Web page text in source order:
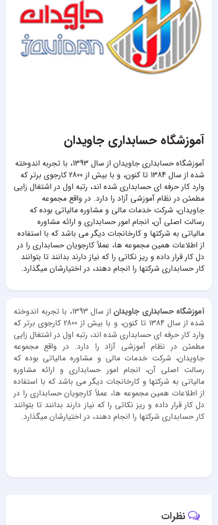
آموزشگاه حسابداری جاویدان
آموزشگاه حسابداری جاویدان از سال 1393، با تجربه اندوخته
شده از سال 1384 تا کنون، و با بیش از 2800 کارجوی برتر که
وارد کار حرفه ای حسابداری شده اند، رتبه اول در اشتغال زایی
مطمئن در نظام آموزشی آزاد را دارد. در واقع مجموعه
جاویدان، شرکت خدمات مالی و مشاوره مالیاتی بوده که
رسالت اصلی آن، انجام امور حسابداری و ارائه مشاوره
مالیاتی به شرکتها و کارخانجات دیگر می باشد که با استفاده
از اطلاعات همین مجموعه ها، عملاً کارجویان حسابداری را در
دل کار قرار داده و ریز نکاتی را که نیاز دارند بدانند تا بتوانند
کار حسابداری شرکتها را انجام دهند، در اختیارشان میگذارد.
آموزشگاه حسابداری جاویدان
از سال 1393، با تجربه اندوخته
شده از سال 1384 تا کنون، و با بیش از 2800 کارجوی برتر که
وارد کار حرفه ای حسابداری شده اند، رتبه اول در اشتغال زایی
مطمئن در نظام آموزشی آزاد را دارد. در واقع مجموعه
جاویدان، شرکت خدمات مالی و مشاوره مالیاتی بوده که
رسالت اصلی آن، انجام امور حسابداری و ارائه مشاوره
مالیاتی به شرکتها و کارخانجات دیگر می باشد که با استفاده
از اطلاعات همین مجموعه ها، عملاً کارجویان حسابداری را در
دل کار قرار داده و ریز نکاتی را که نیاز دارند بدانند تا بتوانند
کار حسابداری شرکتها را انجام دهند، در اختیارشان میگذارد.
نظرات